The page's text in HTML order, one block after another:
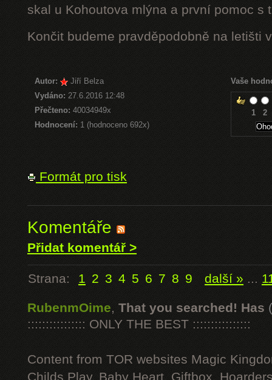
skal u Kohoutova mlýna a první pomoc s
Končit budeme pravděpodobně na letišti
Autor:
Jiří Belza
Vydáno: 27.6.2016 12:48
Přečteno:40034949x
Hodnocení: 1 (hodnoceno 692x)
Vaše
1 2
Formát pro tisk
Komentáře
Přidat komentář >
Strana: 1 2 3 4 5 6 7 8 9 další » ...
RubenmOime, That you searched! Has
:::::::::::::::: ONLY THE BEST ::::::::::::::::
Content from TOR websites Magic
Childs Play, Baby Heart, Giftbox,